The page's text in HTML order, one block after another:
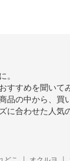
。
すすめを聞いて
品の中から、買
に合わせた人気